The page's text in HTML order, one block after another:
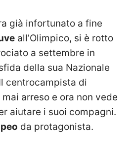
già infortunato a fine
all’Olimpico, si è rotto
a settembre in
della sua Nazionale
centrocampista di
arreso e ora non vede
aiutare i suoi compagni.
da protagonista.